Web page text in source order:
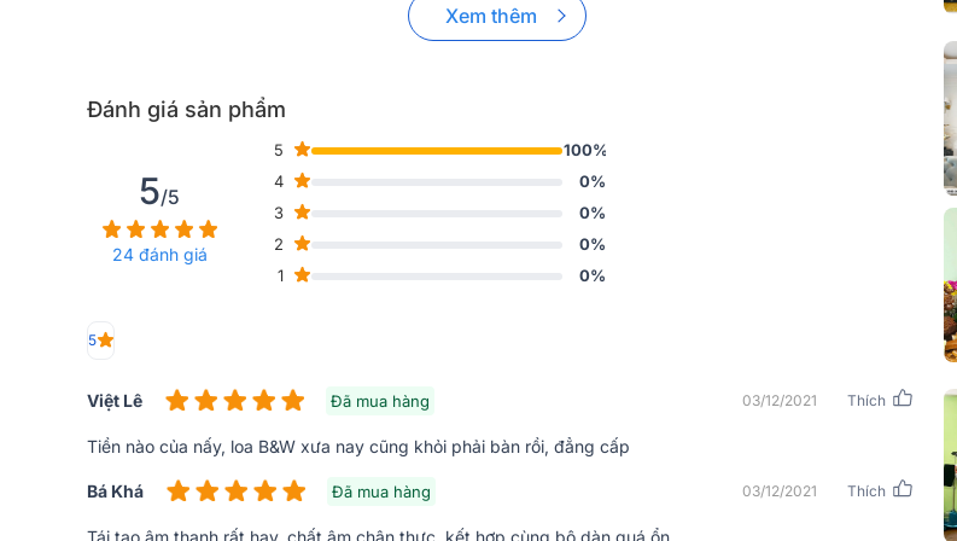
Xem thêm
Đánh giá sản phẩm
5/5
24 đánh giá
5
100%
4
0%
3
0%
2
0%
1
0%
5
Việt Lê Đã mua hàng 03/12/2021 Thích
Tiền nào của nấy, loa B&W xưa nay cũng khỏi phải bàn rồi, đẳng cấp
Bá Khá Đã mua hàng 03/12/2021 Thích
Tái tạo âm thanh rất hay, chất âm chân thực, kết hợp cùng bộ dàn quá ổn